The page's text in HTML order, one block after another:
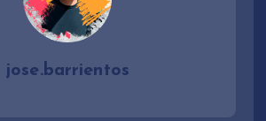
jose.barrientos